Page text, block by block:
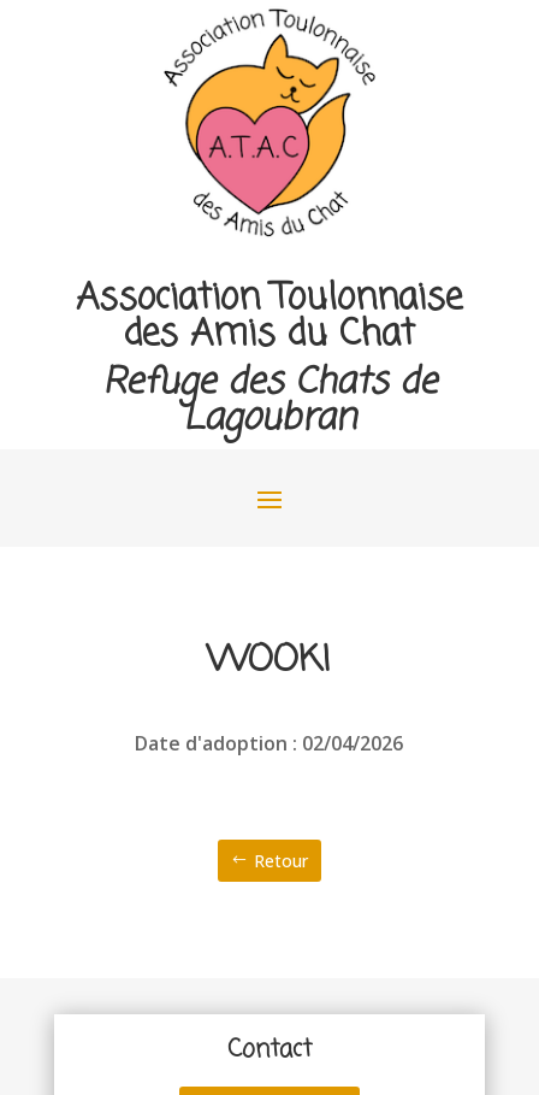
Association Toulonnaise
des Amis du Chat
Refuge des Chats de
Lagoubran
WOOKI
Date d'adoption : 02/04/2026
Retour
Contact